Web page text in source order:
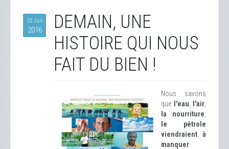
22 Juil
2016
DEMAIN, UNE
HISTOIRE QUI NOUS
FAIT DU BIEN !
Nous savons
que
l'eau l'air
la nourriture
le pétrole
viendraient à
manquer